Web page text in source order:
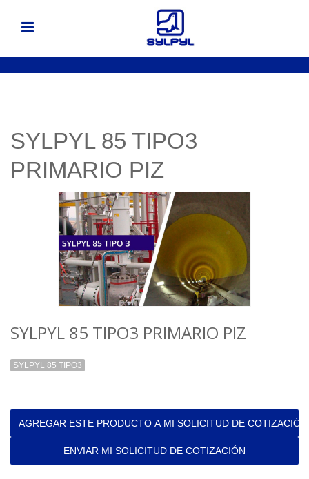
SYLPYL 85 TIPO3
PRIMARIO PIZ
SYLPYL 85 TIPO3 PRIMARIO PIZ
SYLPYL 85 TIPO3
AGREGAR ESTE PRODUCTO A MI SOLICITUD DE COTIZACIÓN
ENVIAR MI SOLICITUD DE COTIZACIÓN